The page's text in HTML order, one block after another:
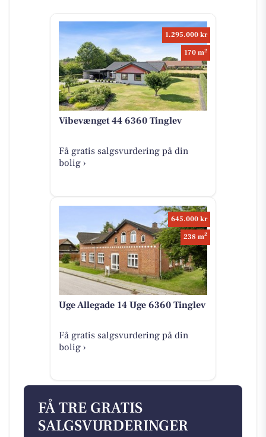
1.295.000 kr
170 m2
Vibevænget 44 6360 Tinglev
Få gratis salgsvurdering på din
bolig ›
645.000 kr
238 m2
Uge Allegade 14 Uge 6360 Tinglev
Få gratis salgsvurdering på din
bolig ›
FÅ TRE GRATIS
SALGSVURDERINGER